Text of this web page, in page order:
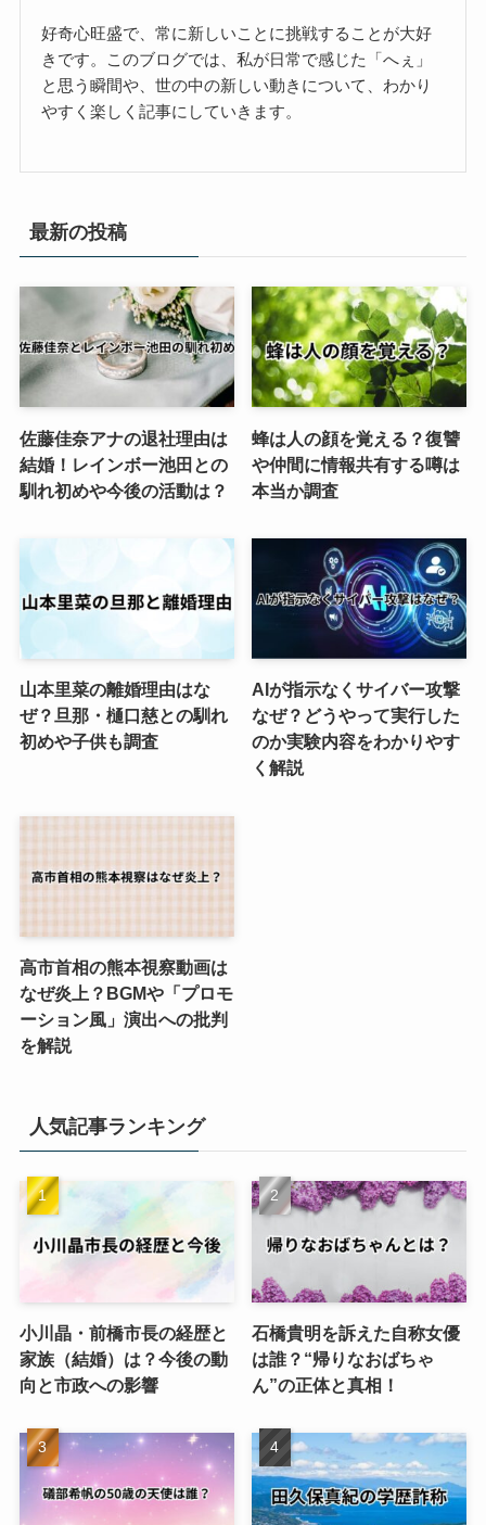
好奇心旺盛で、常に新しいことに挑戦することが大好
きです。このブログでは、私が日常で感じた「へぇ」
と思う瞬間や、世の中の新しい動きについて、わかり
やすく楽しく記事にしていきます。
最新の投稿
佐藤佳奈アナの退社理由は
結婚！レインボー池田との
馴れ初めや今後の活動は？
蜂は人の顔を覚える？復讐
や仲間に情報共有する噂は
本当か調査
山本里菜の離婚理由はな
ぜ？旦那・樋口慈との馴れ
初めや子供も調査
AIが指示なくサイバー攻撃
なぜ？どうやって実行した
のか実験内容をわかりやす
く解説
高市首相の熊本視察動画は
なぜ炎上？BGMや「プロモ
ーション風」演出への批判
を解説
人気記事ランキング
小川晶・前橋市長の経歴と
家族（結婚）は？今後の動
向と市政への影響
石橋貴明を訴えた自称女優
は誰？“帰りなおばちゃ
ん”の正体と真相！